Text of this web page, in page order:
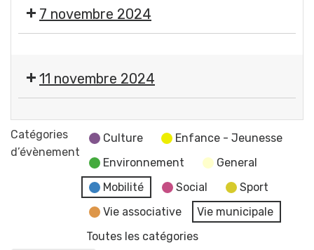
7 novembre 2024
le
bus
itinérant
du
SMTC-
11 novembre 2024
commémorative
de
Catégories
d’évènement
Culture
Enfance - Jeunesse
Environnement
General
Mobilité
Social
Sport
Vie associative
Vie municipale
Toutes les catégories